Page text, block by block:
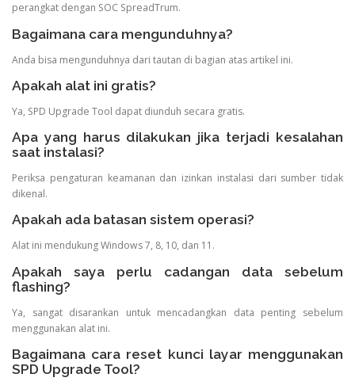
perangkat dengan SOC SpreadTrum.
Bagaimana cara mengunduhnya?
Anda bisa mengunduhnya dari tautan di bagian atas artikel ini.
Apakah alat ini gratis?
Ya, SPD Upgrade Tool dapat diunduh secara gratis.
Apa yang harus dilakukan jika terjadi kesalahan
saat instalasi?
Periksa pengaturan keamanan dan izinkan instalasi dari sumber tidak
dikenal.
Apakah ada batasan sistem operasi?
Alat ini mendukung Windows 7, 8, 10, dan 11.
Apakah saya perlu cadangan data sebelum
flashing?
Ya, sangat disarankan untuk mencadangkan data penting sebelum
menggunakan alat ini.
Bagaimana cara reset kunci layar menggunakan
SPD Upgrade Tool?